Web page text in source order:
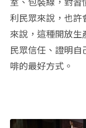
利民眾來說，也許
來說，這種開放生
民眾信任、證明
啡的最好方式。